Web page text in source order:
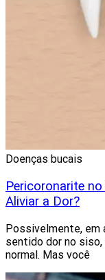
Doenças bucais
Pericoronarite
Aliviar a Dor?
Possivelmente, em
sentido dor no
normal. Mas você